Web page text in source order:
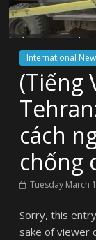
International
(Tiếng
cách
chống
Tuesday March
Sorry, this
sake of viewer